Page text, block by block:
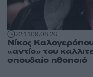
22:1109.08.26
Νίκος
«αντίο» του
σπουδαίο ηθοποιό